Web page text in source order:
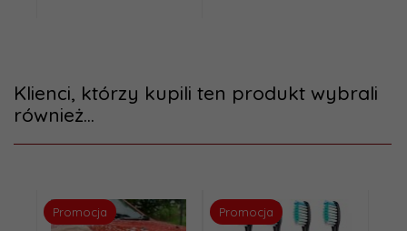
Klienci, którzy kupili ten produkt wybrali
również...
Promocja Promocja